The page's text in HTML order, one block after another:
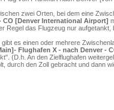
zwei Orten, bei dem eine
CO [Denver International Airport]
Regel das Flugzeug nur aufgetankt,
gibt es einen oder mehrere
Flughafen X - nach Denver -
(D.h. An den Zielflughafen
durch den Zoll gebracht und dann